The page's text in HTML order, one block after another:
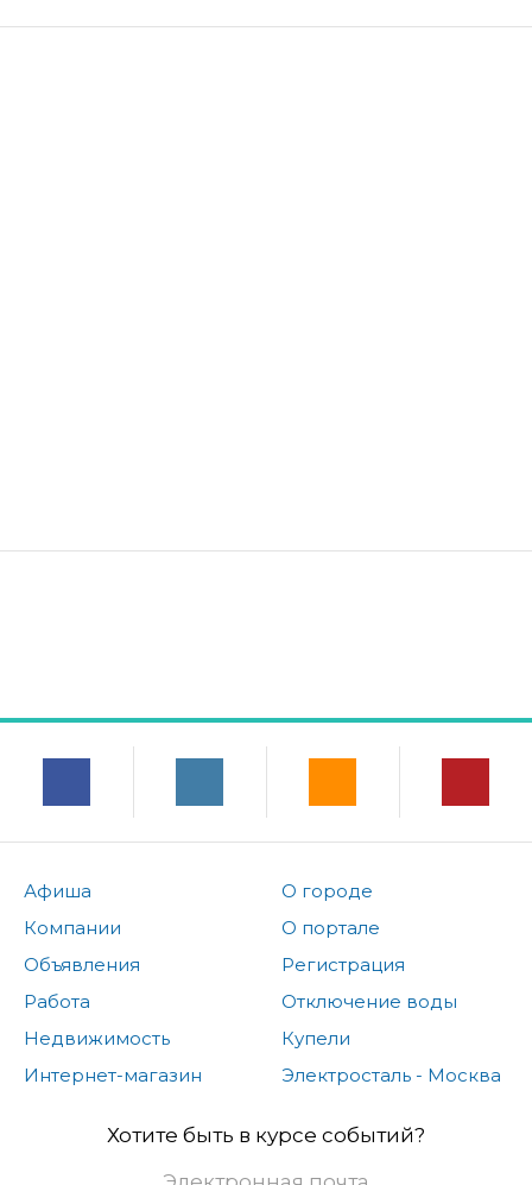
Афиша
Компании
Объявления
Работа
Недвижимость
Интернет-магазин
О городе
О портале
Регистрация
Отключение воды
Купели
Электросталь - Москва
Хотите быть в курсе событий?